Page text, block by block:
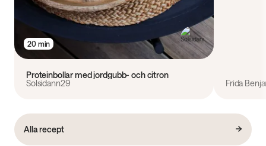
20 min
Proteinbollar med jordgubb- och citron
Solsidann29
Frida
Alla recept